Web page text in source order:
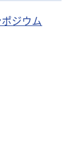
ジウム